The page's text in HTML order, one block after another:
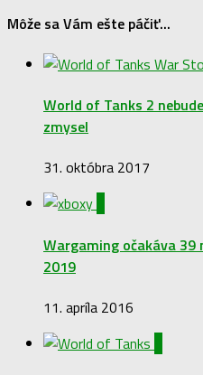
Môže sa Vám ešte páčiť...
World of Tanks 2
zmysel
31. októbra 2017
Wargaming očakáva 39
2019
11. apríla 2016